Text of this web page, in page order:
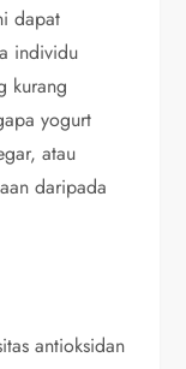
dapat
individu
kurang
yogurt
atau
daripada
antioksidan